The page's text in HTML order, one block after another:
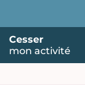
Cesser
mon activité